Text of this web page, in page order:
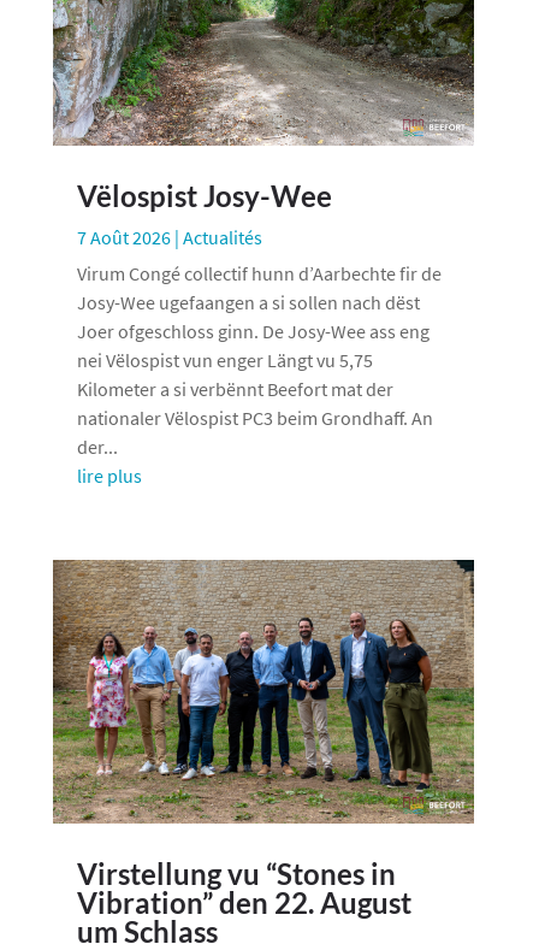
Vëlospist Josy-Wee
7 Août 2026| Actualités
Virum Congé collectif hunn d’Aarbechte fir de
Josy-Wee ugefaangen a si sollen nach dëst
Joer ofgeschloss ginn. De Josy-Wee ass eng
nei Vëlospist vun enger Längt vu 5,75
Kilometer a si verbënnt Beefort mat der
nationaler Vëlospist PC3 beim Grondhaff. An
der...
lire plus
Virstellung vu “Stones in
Vibration” den 22. August
um Schlass